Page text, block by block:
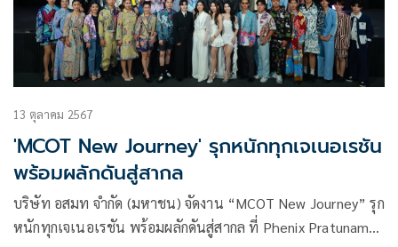
13 ตุลาคม 2567
'MCOT New Journey' รุกหนักทุกเจเนอเรชัน
พร้อมผลักดันสู่สากล
บริษัท อสมท จำกัด (มหาชน) จัดงาน “MCOT New Journey” รุก
หนักทุกเจเนอเรชัน พร้อมผลักดันสู่สากล ที่ Phenix Pratunam